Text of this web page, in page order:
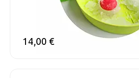
14,00 €